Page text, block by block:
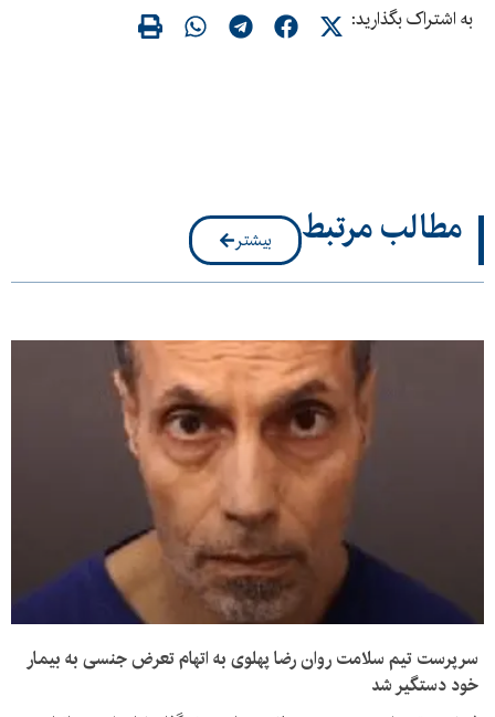
به اشتراک بگذارید:
مطالب مرتبط بیشتر
سرپرست تیم سلامت روان رضا پهلوی به اتهام تعرض جنسی به بیمار
خود دستگیر شد